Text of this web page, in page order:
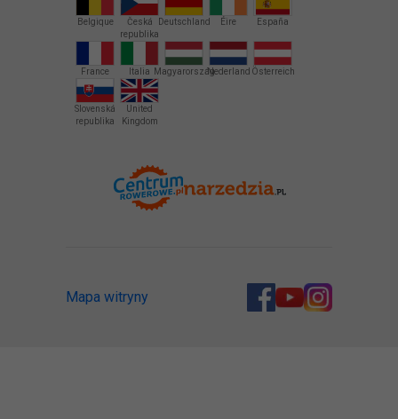
Belgique
Česká
republika
Deutschland Éire España
France Italia MagyarországNederland Österreich
Slovenská
republika
United
Kingdom
Mapa witryny